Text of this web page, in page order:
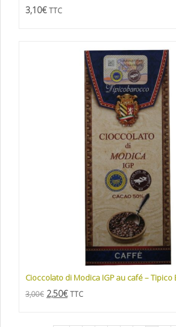
3,10€ TTC
Cioccolato di Modica IGP au café – Tipico
3,00€ 2,50€ TTC